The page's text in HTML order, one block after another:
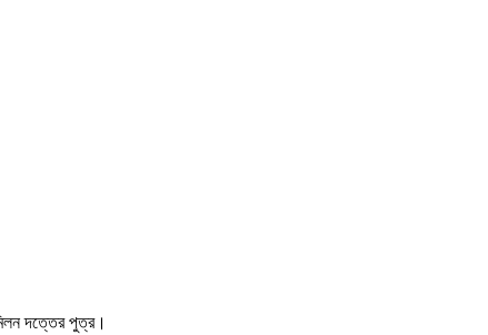
দত্তের পুত্র।